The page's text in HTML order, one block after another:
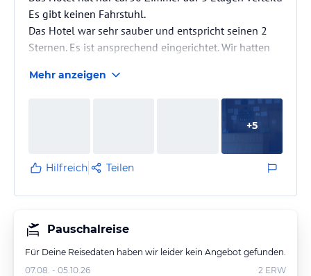
Es gibt keinen Fahrstuhl.
Das Hotel war sehr sauber und entspricht seinen 2
Sternen. Es ist ansprechend eingerichtet. Wir hatten
Balkon aus.
Wir hatten mit Frühstück gebucht, das war gut und
Gäste waren aus Deutschland und der Türkei da.
Mehr anzeigen
+5
Hilfreich Teilen
Pauschalreise
Für Deine Reisedaten haben wir leider kein Angebot gefunden.
07.08. - 05.10.26
2 ERW